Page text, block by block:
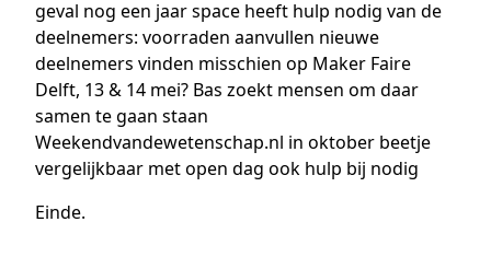
geval nog een jaar space heeft hulp nodig van de
deelnemers: voorraden aanvullen nieuwe
deelnemers vinden misschien op Maker Faire
Delft, 13 & 14 mei? Bas zoekt mensen om daar
samen te gaan staan
Weekendvandewetenschap.nl in oktober beetje
vergelijkbaar met open dag ook hulp bij nodig
Einde.